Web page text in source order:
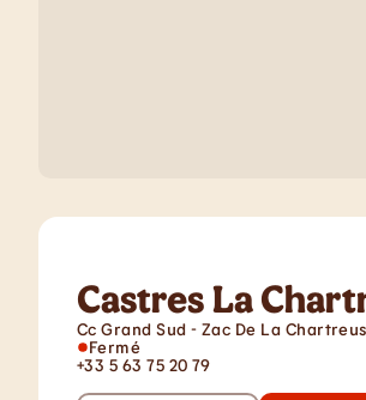
Castres La
Cc Grand Sud - Zac De La
Fermé
+33 5 63 75 20 79